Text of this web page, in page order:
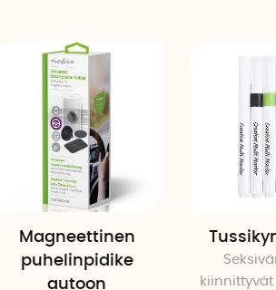
Magneettinen
puhelinpidike
autoon